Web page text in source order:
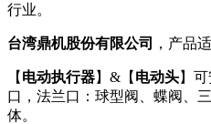
行业。
台湾鼎机股份有限公司 ，产品
【 电动执行器】&【 电动头】
口，法兰口：球型阀、蝶阀、
体。